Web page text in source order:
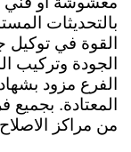
بالتحديثات
القوة في
الجودة وتركيب
الفرع مزود
المعتادة.
من مراكز